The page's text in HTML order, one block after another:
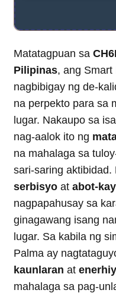
Matatagpuan sa
Pilipinas, ang Smart
nagbibigay ng de-
na perpekto para sa
lugar. Nakaupo sa
nag-aalok ito ng
na mahalaga sa
sari-saring aktibidad.
serbisyo at abot-
nagpapahusay sa
ginagawang isang
lugar. Sa kabila ng
Palma ay
kaunlaran at
mahalaga sa pag-